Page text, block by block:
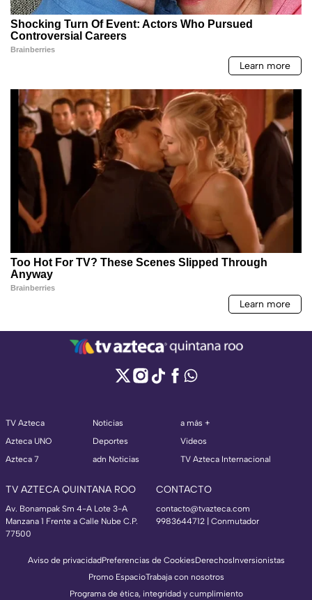
TV Azteca
Azteca UNO
Azteca 7
Noticias
Deportes
adn Noticias
a más +
Videos
TV Azteca Internacional
TV AZTECA QUINTANA ROO
Av. Bonampak Sm 4-A Lote 3-A
Manzana 1 Frente a Calle Nube C.P.
77500
CONTACTO
contacto@tvazteca.com
9983644712 | Conmutador
Aviso de privacidadPreferencias de CookiesDerechosInversionistas
Promo EspacioTrabaja con nosotros
Programa de ética, integridad y cumplimiento